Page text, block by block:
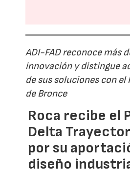
ADI-FAD reconoce más
innovación y distingue
de sus soluciones con el
de Bronce
Roca recibe el
Delta
por su
diseño